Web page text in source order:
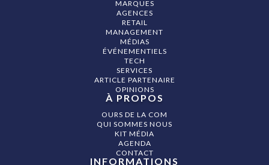
MARQUES
AGENCES
RETAIL
MANAGEMENT
MÉDIAS
ÉVÉNEMENTIELS
TECH
SERVICES
ARTICLE PARTENAIRE
OPINIONS
À PROPOS
OURS DE LA COM
QUI SOMMES NOUS
KIT MÉDIA
AGENDA
CONTACT
INFORMATIONS